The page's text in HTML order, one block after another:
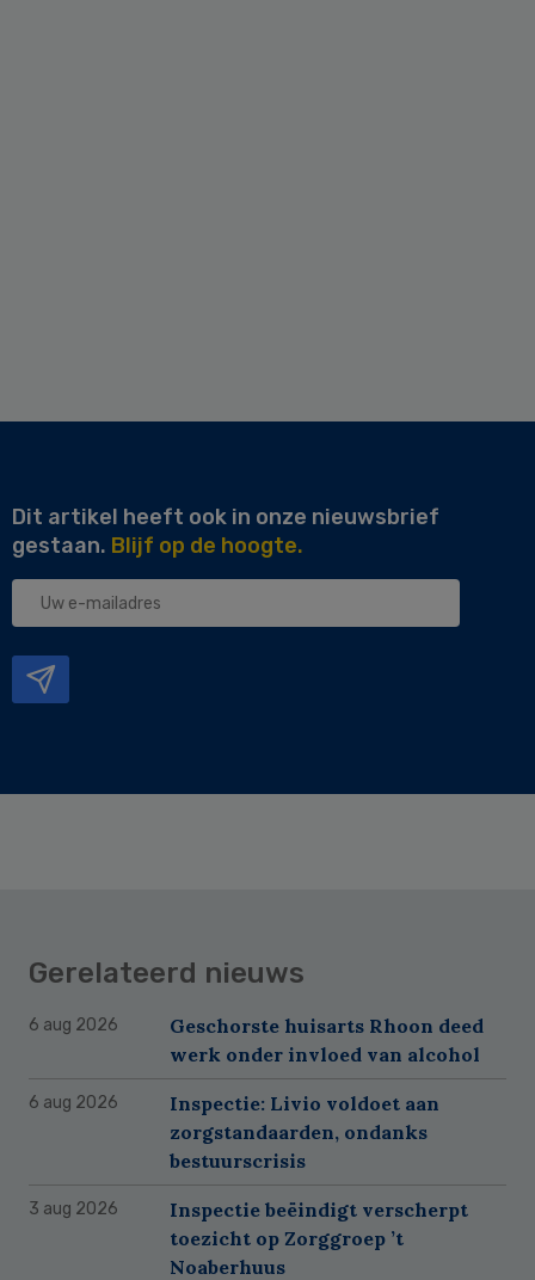
Dit artikel heeft ook in onze nieuwsbrief
gestaan. Blijf op de hoogte.
Uw
Gerelateerd nieuws
6 aug 2026
Geschorste huisarts Rhoon deed
werk onder invloed van alcohol
6 aug 2026
Inspectie: Livio voldoet aan
zorgstandaarden, ondanks
bestuurscrisis
3 aug 2026
Inspectie beëindigt verscherpt
toezicht op Zorggroep ’t
Noaberhuus